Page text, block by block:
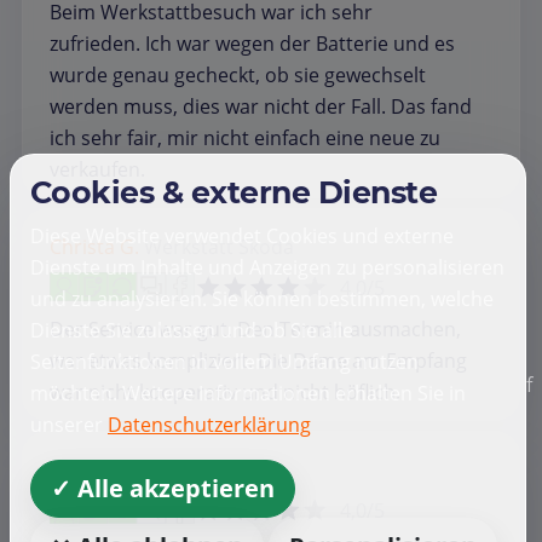
Beim Werkstattbesuch war ich sehr
zufrieden. Ich war wegen der Batterie und es
wurde genau gecheckt, ob sie gewechselt
werden muss, dies war nicht der Fall. Das fand
ich sehr fair, mir nicht einfach eine neue zu
Christa G.
Der Service war gut. Den Termin ausmachen,
war etwas kompliziert. Die Dame am Empfang
war nicht kooperativ und nicht höflich.
Herz J.
Cookies & externe Dienste
Diese Website verwendet Cookies und externe
Dienste um Inhalte und Anzeigen zu personalisieren
und zu analysieren. Sie können bestimmen, welche
Dienste Sie zulassen und ob Sie alle
Seitenfunktionen in vollem Umfang nutzen
möchten. Weitere Informationen erhalten Sie in
Datenschutzerklärung
✓ Alle akzeptieren
f